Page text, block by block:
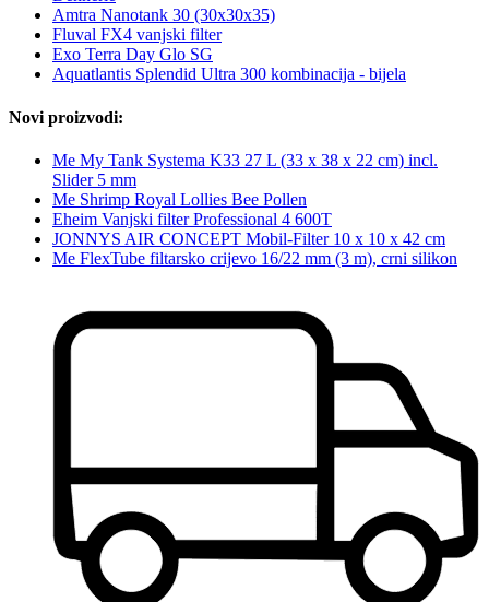
Amtra Nanotank 30 (30x30x35)
Fluval FX4 vanjski filter
Exo Terra Day Glo SG
Aquatlantis Splendid Ultra 300 kombinacija - bijela
Novi proizvodi:
Me My Tank Systema K33 27 L (33 x 38 x 22 cm) incl.
Slider 5 mm
Me Shrimp Royal Lollies Bee Pollen
Eheim Vanjski filter Professional 4 600T
JONNYS AIR CONCEPT Mobil-Filter 10 x 10 x 42 cm
Me FlexTube filtarsko crijevo 16/22 mm (3 m), crni silikon